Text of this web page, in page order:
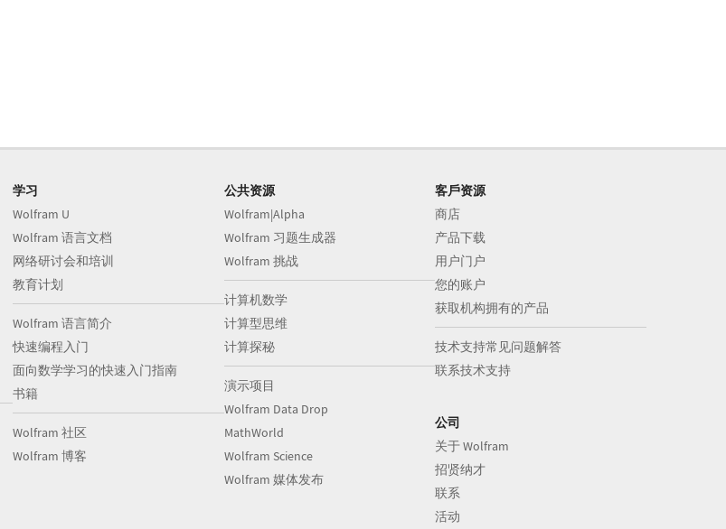
学习
Wolfram U
Wolfram 语言文档
网络研讨会和培训
教育计划
Wolfram 语言简介
快速编程入门
面向数学学习的快速入门指南
书籍
Wolfram 社区
Wolfram 博客
公共资源
Wolfram|Alpha
Wolfram 习题生成器
Wolfram 挑战
计算机数学
计算型思维
计算探秘
演示项目
Wolfram Data Drop
MathWorld
Wolfram Science
Wolfram 媒体发布
客戶资源
商店
产品下载
用户门户
您的账户
获取机构拥有的产品
技术支持常见问题解答
联系技术支持
公司
关于 Wolfram
招贤纳才
联系
活动